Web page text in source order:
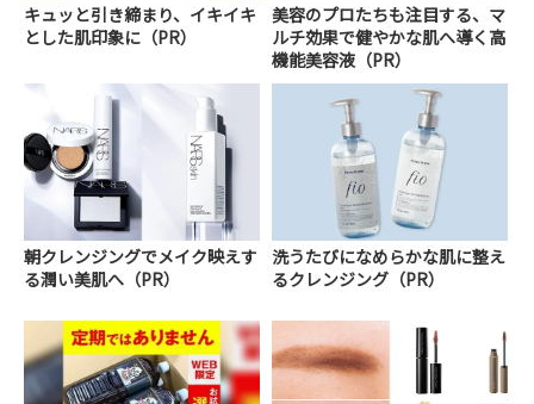
キュッと引き締まり、イキイキ
とした肌印象に（PR）
美容のプロたちも注目する、マ
ルチ効果で健やかな肌へ導く高
機能美容液（PR）
朝クレンジングでメイク映えす
る潤い美肌へ（PR）
洗うたびになめらかな肌に整え
るクレンジング（PR）